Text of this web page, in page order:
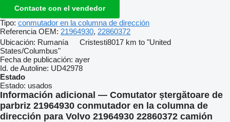
Contacte con el vendedor
Tipo: conmutador en la columna de dirección
Referencia OEM: 21964930, 22860372
Ubicación: Rumanía Cristesti8017 km to "United
States/Columbus"
Fecha de publicación: ayer
Id. de Autoline: UD42978
Estado
Estado: usados
Información adicional — Comutator ștergătoare de
parbriz 21964930 conmutador en la columna de
dirección para Volvo 21964930 22860372 camión